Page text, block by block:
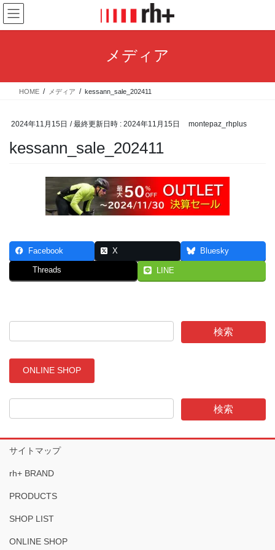
コ
ン
テ
ス
ナ
ビ
ゲ
ン
メディア
HOME メディア kessann_sale_202411
2024年11月15日 / 最終更新日時 : 2024年11月15日 montepaz_rhplus
kessann_sale_202411
Facebook X Bluesky
Threads LINE
ONLINE SHOP
サイトマップ
rh+ BRAND
PRODUCTS
SHOP LIST
ONLINE SHOP